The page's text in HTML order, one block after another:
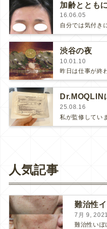
16.06.05
渋谷の夜
10.01.10
25.08.16
人気記事
7月 9, 2021